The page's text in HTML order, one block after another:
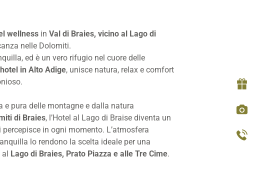
wellness in Val di Braies, vicino al Lago di
nelle Dolomiti.
ed è un vero rifugio nel cuore delle
in Alto Adige, unisce natura, relax e comfort
e pura delle montagne e dalla natura
di Braies, l’Hotel al Lago di Braise diventa un
in ogni momento. L’atmosfera
lo rendono la scelta ideale per una
al Lago di Braies, Prato Piazza e alle Tre Cime.